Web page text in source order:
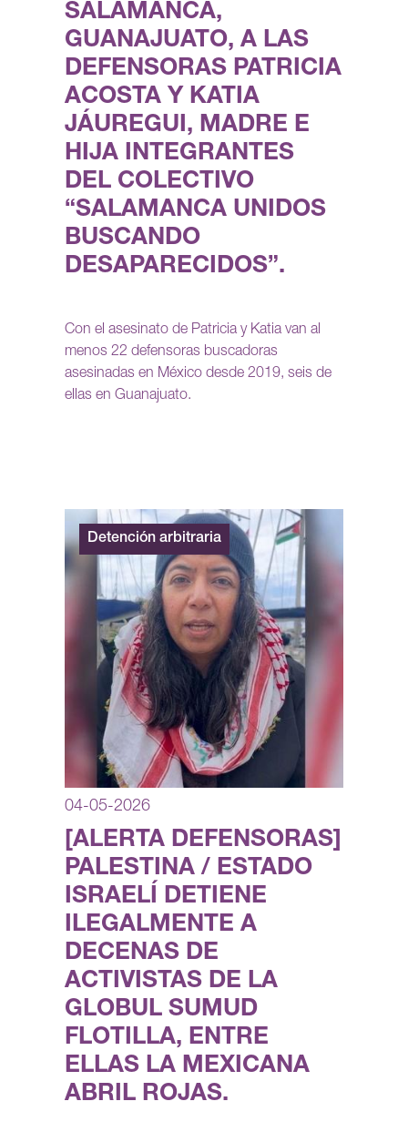
SALAMANCA,
GUANAJUATO, A LAS
DEFENSORAS PATRICIA
ACOSTA Y KATIA
JÁUREGUI, MADRE E
HIJA INTEGRANTES
DEL COLECTIVO
“SALAMANCA UNIDOS
BUSCANDO
DESAPARECIDOS”.
Con el asesinato de Patricia y Katia van al
menos 22 defensoras buscadoras
asesinadas en México desde 2019, seis de
ellas en Guanajuato.
Detención arbitraria
04-05-2026
[ALERTA DEFENSORAS]
PALESTINA / ESTADO
ISRAELÍ DETIENE
ILEGALMENTE A
DECENAS DE
ACTIVISTAS DE LA
GLOBUL SUMUD
FLOTILLA, ENTRE
ELLAS LA MEXICANA
ABRIL ROJAS.